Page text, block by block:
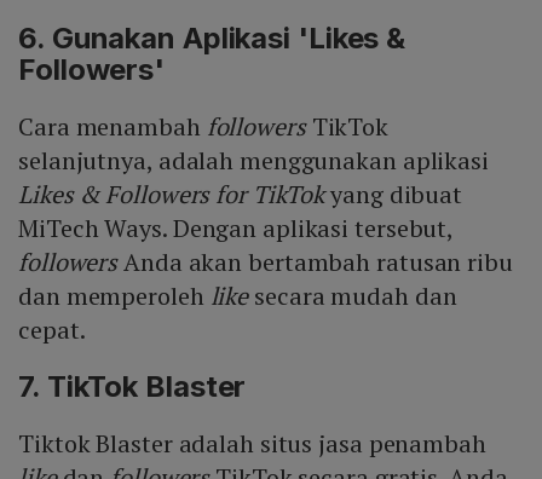
6. Gunakan Aplikasi 'Likes &
Followers'
Cara menambah followersTikTok
selanjutnya, adalah menggunakan aplikasi
Likes & Followers for TikTokyang dibuat
MiTech Ways. Dengan aplikasi tersebut,
followersAnda akan bertambah ratusan ribu
dan memperoleh likesecara mudah dan
cepat.
7. TikTok Blaster
Tiktok Blaster adalah situs jasa penambah